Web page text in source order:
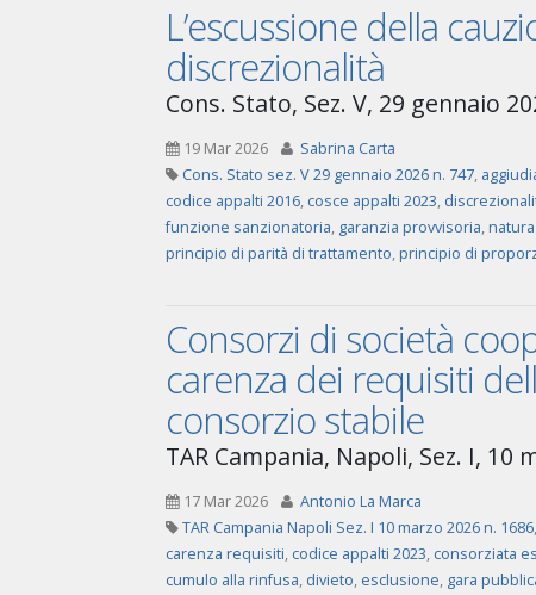
L’escussione della
discrezionalità
Cons. Stato, Sez. V, 29 gennaio
19 Mar 2026
Sabrina Carta
Cons. Stato sez. V 29 gennaio 2026 n. 747,
codice appalti 2016, cosce appalti 2023,
funzione sanzionatoria, garanzia provvisoria,
principio di parità di trattamento,principio di
Consorzi di società
carenza dei requisiti
consorzio stabile
TAR Campania, Napoli, Sez. I, 10
17 Mar 2026
Antonio La Marca
TAR Campania Napoli Sez. I 10 marzo 2026 n. 1686,
carenza requisiti, codice appalti 2023, consorziata
cumulo alla rinfusa, divieto, esclusione, gara